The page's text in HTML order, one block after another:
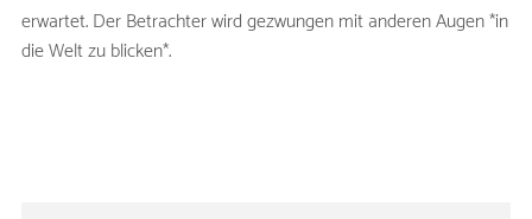
erwartet. Der Betrachter wird gezwungen mit anderen Augen *in
die Welt zu blicken*.